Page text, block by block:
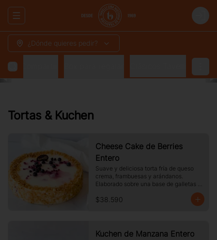
Abrir menu de navegación Login
¿Dónde quieres pedir?
Compartir
Tortas & Kuchen
Cheese Cake de Berries
Entero
Suave y deliciosa torta fría de queso
crema, frambuesas y arándanos.
Elaborado sobre una base de galletas y
$38.590
Kuchen de Manzana Entero